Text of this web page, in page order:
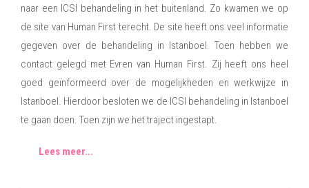
naar een ICSI behandeling in het buitenland. Zo kwamen we op
de site van Human First terecht. De site heeft ons veel informatie
gegeven over de behandeling in Istanboel. Toen hebben we
contact gelegd met Evren van Human First. Zij heeft ons heel
goed geïnformeerd over de mogelijkheden en werkwijze in
Istanboel. Hierdoor besloten we de ICSI behandeling in Istanboel
te gaan doen. Toen zijn we het traject ingestapt.
Lees meer...